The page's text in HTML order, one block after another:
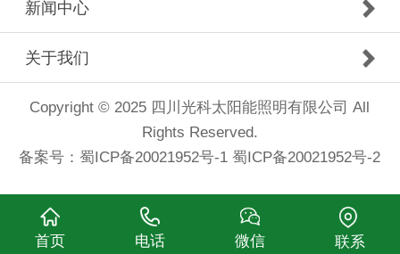
新闻中心
关于我们
Copyright © 2025 四川光科太阳能照明有限公司 All
Rights Reserved.
备案号：蜀ICP备20021952号-1 蜀ICP备20021952号-2
首页 电话 微信 联系